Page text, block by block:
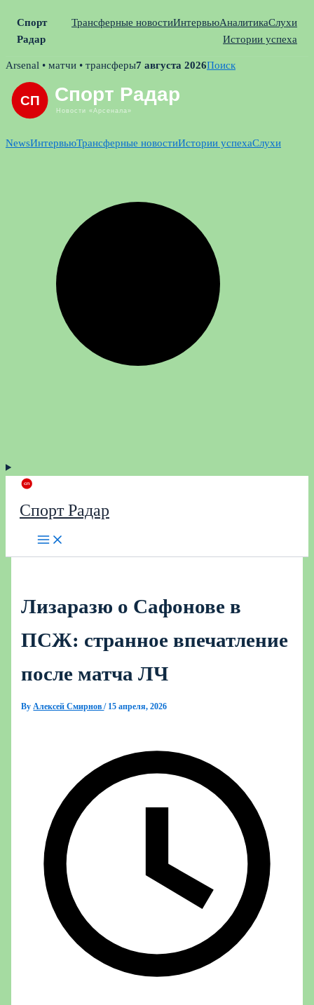
Спорт
Радар
Трансферные новостиИнтервьюАналитикаСлухи
Истории успеха
Skip
content
Arsenal • матчи • трансферы7 августа 2026Поиск
NewsИнтервьюТрансферные новостиИстории успехаСлухи
Спорт Радар
Лизаразю о Сафонове в
ПСЖ: странное впечатление
после матча ЛЧ
ByАлексей Смирнов/ 15 апреля, 2026